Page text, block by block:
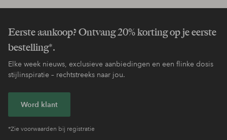
Eerste aankoop? Ontvang 20% korting op je eerste
bestelling*.
Elke week nieuws, exclusieve aanbiedingen en een flinke dosis
stijlinspiratie – rechtstreeks naar jou.
Word klant
*Zie voorwaarden bij registratie